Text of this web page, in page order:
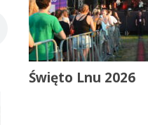
Święto Lnu 2026